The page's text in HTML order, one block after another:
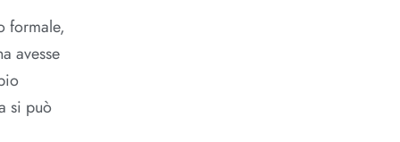
formale,
avesse
si può